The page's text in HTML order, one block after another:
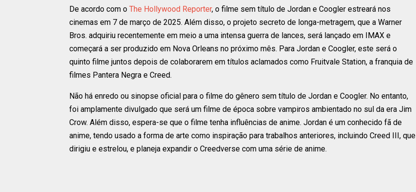
De acordo com o The Hollywood Reporter, o filme sem título de Jordan e Coogler estreará nos
cinemas em 7 de março de 2025. Além disso, o projeto secreto de longa-metragem, que a Warner
Bros. adquiriu recentemente em meio a uma intensa guerra de lances, será lançado em IMAX e
começará a ser produzido em Nova Orleans no próximo mês. Para Jordan e Coogler, este será o
quinto filme juntos depois de colaborarem em títulos aclamados como Fruitvale Station, a franquia de
filmes Pantera Negra e Creed.
Não há enredo ou sinopse oficial para o filme do gênero sem título de Jordan e Coogler. No entanto,
foi amplamente divulgado que será um filme de época sobre vampiros ambientado no sul da era Jim
Crow. Além disso, espera-se que o filme tenha influências de anime. Jordan é um conhecido fã de
anime, tendo usado a forma de arte como inspiração para trabalhos anteriores, incluindo Creed III, que
dirigiu e estrelou, e planeja expandir o Creedverse com uma série de anime.